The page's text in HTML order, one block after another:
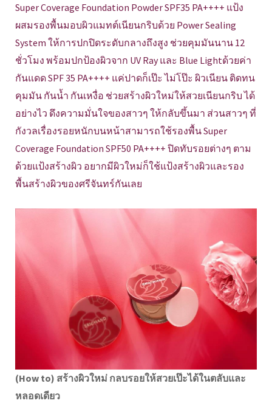
Super Coverage Foundation Powder SPF35 PA++++ แป้ง
ผสมรองพื้นมอบผิวแมทต์เนียนกริบด้วย Power Sealing
System ให้การปกปิดระดับกลางถึงสูง ช่วยคุมมันนาน 12
ชั่วโมง พร้อมปกป้องผิวจาก UV Ray และ Blue Lightด้วยค่า
กันแดด SPF 35 PA++++ แค่ปาดก็เป๊ะ ไม่โป๊ะ ผิวเนียน ติดทน
คุมมัน กันน้ำ กันเหงื่อ ช่วยสร้างผิวใหม่ให้สวยเนียนกริบ ได้
อย่างไว ดึงความมั่นใจของสาวๆ ให้กลับขึ้นมา ส่วนสาวๆ ที่
กังวลเรื่องรอยหนักบนหน้าสามารถใช้รองพื้น Super
Coverage Foundation SPF50 PA++++ ปิดทับรอยต่างๆ ตาม
ด้วยแป้งสร้างผิว อยากมีผิวใหม่ก็ใช้แป้งสร้างผิวและรอง
พื้นสร้างผิวของศรีจันทร์กันเลย
(How to) สร้างผิวใหม่ กลบรอยให้สวยเป๊ะได้ในตลับและ
หลอดเดียว